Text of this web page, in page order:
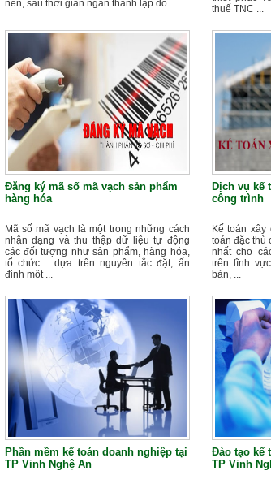
nên, sau thời gian ngắn thành lập do ...
thuế TNC ...
Đăng ký mã số mã vạch sản phẩm
hàng hóa
Mã số mã vạch là một trong những cách
nhận dạng và thu thập dữ liệu tự động
các đối tượng như sản phẩm, hàng hóa,
tổ chức… dựa trên nguyên tắc đặt, ấn
định một ...
Dịch vụ kế
công trình
Kế toán
toán đặc thù
nhất cho
trên lĩnh
bản, ...
Phần mềm kế toán doanh nghiệp tại
TP Vinh Nghệ An
Đào tạo kế
TP Vinh